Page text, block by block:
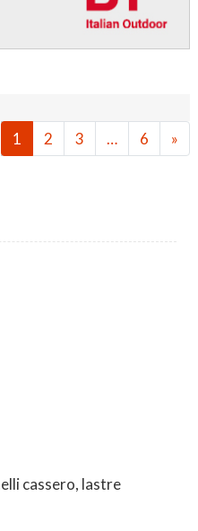
1 2 3 … 6 »
cassero, lastre